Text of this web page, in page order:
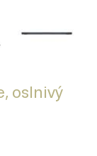
oslnivý